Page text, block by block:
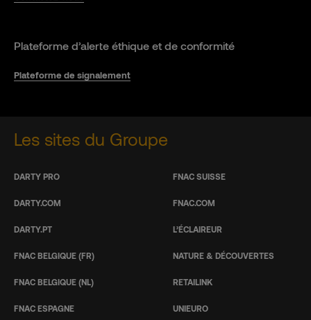
Plateforme d’alerte éthique et de conformité
Plateforme de signalement
Les sites du Groupe
DARTY PRO
DARTY.COM
DARTY.PT
FNAC BELGIQUE (FR)
FNAC BELGIQUE (NL)
FNAC ESPAGNE
FNAC SUISSE
FNAC.COM
L’ÉCLAIREUR
NATURE & DÉCOUVERTES
RETAILINK
UNIEURO